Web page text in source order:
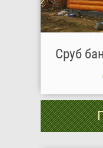
Сруб